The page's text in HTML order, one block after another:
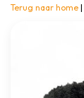
Terug naar home |